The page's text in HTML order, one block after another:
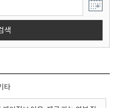
색
타